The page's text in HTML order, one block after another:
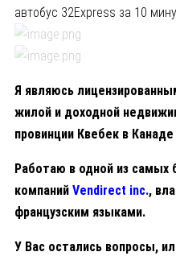
автобус 32Express за 10
Я являюсь
жилой и доходной
провинции Квебек в Канаде
Работаю в одной из самых
компаний Vendirect inc.,
французским языками.
У Вас остались вопросы,